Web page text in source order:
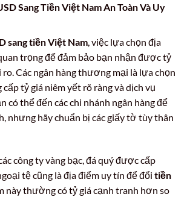
SangTiền Việt Nam An Toàn Và Uy
sang tiền Việt Nam , việc lựa chọn địa
trọng để đảm bảo bạn nhận được tỷ
Các ngân hàng thương mại là lựa chọn
tỷ giá niêm yết rõ ràng và dịch vụ
có thể đến các chi nhánh ngân hàng để
nhưng hãy chuẩn bị các giấy tờ tùy thân
công ty vàng bạc, đá quý được cấp
tệ cũng là địa điểm uy tín để đổi tiền
này thường có tỷ giá cạnh tranh hơn so